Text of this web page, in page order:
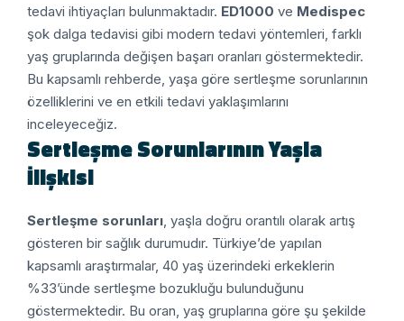
tedavi ihtiyaçları bulunmaktadır. ED1000 ve Medispec
şok dalga tedavisi gibi modern tedavi yöntemleri, farklı
yaş gruplarında değişen başarı oranları göstermektedir.
Bu kapsamlı rehberde, yaşa göre sertleşme sorunlarının
özelliklerini ve en etkili tedavi yaklaşımlarını
inceleyeceğiz.
Sertleşme Sorunlarının Yaşla
İlişkisi
Sertleşme sorunları, yaşla doğru orantılı olarak artış
gösteren bir sağlık durumudır. Türkiye’de yapılan
kapsamlı araştırmalar, 40 yaş üzerindeki erkeklerin
%33’ünde sertleşme bozukluğu bulunduğunu
göstermektedir. Bu oran, yaş gruplarına göre şu şekilde